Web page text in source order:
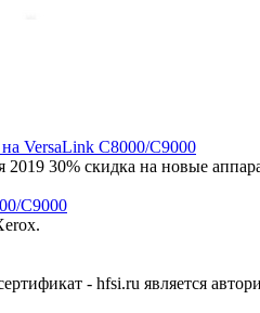
VersaLink C8000/C9000
30% скидка на новые
C9000
- hfsi.ru является